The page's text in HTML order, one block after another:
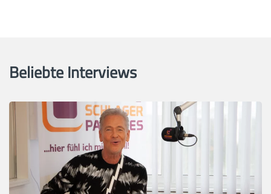
Beliebte Interviews